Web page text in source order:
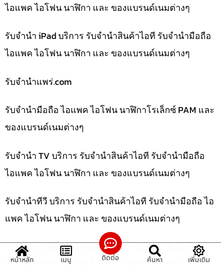
ไอแพค ไอโฟน นาฬิกา และ ของแบรนด์เนมต่างๆ
รับจำนำ iPad บริการ รับจำนำสินค้าไอที รับจำนำมือถือ
ไอแพค ไอโฟน นาฬิกา และ ของแบรนด์เนมต่างๆ
รับจํานําแพร่.com
รับจำนำมือถือ ไอแพค ไอโฟน นาฬิกาโรเล็กซ์ PAM และ
ของแบรนด์เนมต่างๆ
รับจำนำ TV บริการ รับจำนำสินค้าไอที รับจำนำมือถือ
ไอแพค ไอโฟน นาฬิกา และ ของแบรนด์เนมต่างๆ
รับจำนำทีวี บริการ รับจำนำสินค้าไอที รับจำนำมือถือ ไอ
แพค ไอโฟน นาฬิกา และ ของแบรนด์เนมต่างๆ
รับจำนำนาฬิกา Tag Heuer บริการ รับจำนำสินค้าไอที
หน้าหลัก เมนู ติดต่อ ค้นหา เพิ่มเติม